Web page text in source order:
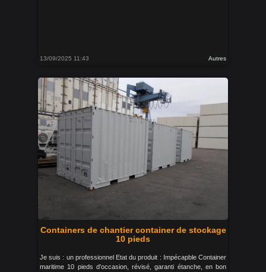
13/09/2025 11:43 Autres
Containers de chantier container de stockage
10 pieds
Je suis : un professionnel Etat du produit : Impécapble Container
maritime 10 pieds d'occasion, révisé, garanti étanche, en bon